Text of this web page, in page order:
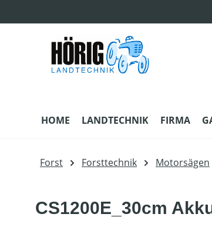
HOME LANDTECHNIK FIRMA
Forst Forsttechnik Motorsägen
CS1200E_30cm